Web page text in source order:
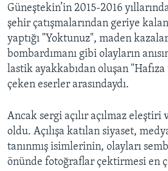
Güneştekin’in 2015-2016
şehir çatışmalarından geriye
yaptığı "Yoktunuz", maden
bombardımanı gibi olayların
lastik ayakkabıdan oluşan
çeken eserler arasındaydı.
Ancak sergi açılır açılmaz
oldu. Açılışa katılan siyaset,
tanınmış isimlerinin, olayları
önünde fotoğraflar çektirmesi en